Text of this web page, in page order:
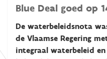
Blue Deal goed op
De waterbeleidsnota
de Vlaamse Regering
integraal waterbeleid